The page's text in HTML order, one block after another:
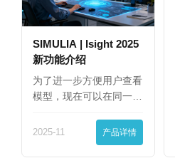
SIMULIA | Isight 2025
新功能介绍
为了进一步方便用户查看
模型，现在可以在同一
2025-11 产品详情